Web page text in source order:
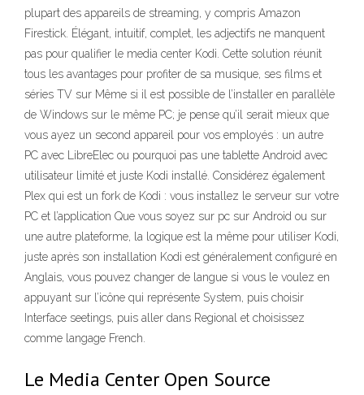
plupart des appareils de streaming, y compris Amazon
Firestick. Élégant, intuitif, complet, les adjectifs ne manquent
pas pour qualifier le media center Kodi. Cette solution réunit
tous les avantages pour profiter de sa musique, ses films et
séries TV sur Même si il est possible de l’installer en parallèle
de Windows sur le même PC; je pense qu’il serait mieux que
vous ayez un second appareil pour vos employés : un autre
PC avec LibreElec ou pourquoi pas une tablette Android avec
utilisateur limité et juste Kodi installé. Considérez également
Plex qui est un fork de Kodi : vous installez le serveur sur votre
PC et l’application Que vous soyez sur pc sur Android ou sur
une autre plateforme, la logique est la même pour utiliser Kodi,
juste après son installation Kodi est généralement configuré en
Anglais, vous pouvez changer de langue si vous le voulez en
appuyant sur l’icône qui représente System, puis choisir
Interface seetings, puis aller dans Regional et choisissez
comme langage French.
Le Media Center Open Source